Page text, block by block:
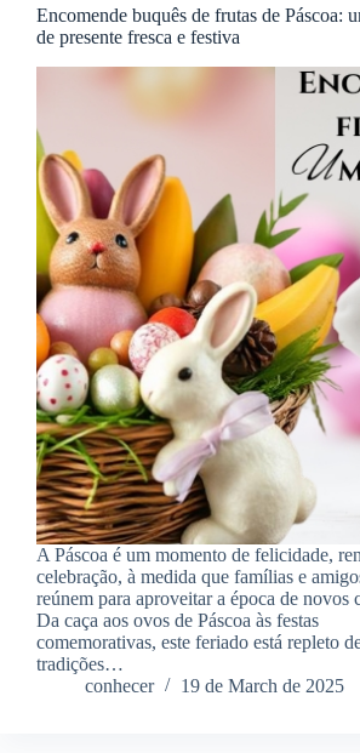
Encomende buquês de frutas de Páscoa:
de presente fresca e festiva
A Páscoa é um momento de felicidade,
celebração, à medida que famílias e
reúnem para aproveitar a época de novos
Da caça aos ovos de Páscoa às festas
comemorativas, este feriado está repleto
tradições…
conhecer
19 de March de 2025